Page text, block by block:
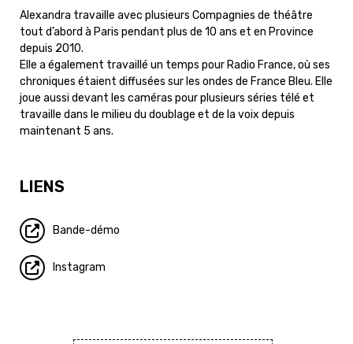
Alexandra travaille avec plusieurs Compagnies de théâtre
tout d’abord à Paris pendant plus de 10 ans et en Province
depuis 2010.
Elle a également travaillé un temps pour Radio France, où ses
chroniques étaient diffusées sur les ondes de France Bleu. Elle
joue aussi devant les caméras pour plusieurs séries télé et
travaille dans le milieu du doublage et de la voix depuis
maintenant 5 ans.
LIENS
Bande-démo
Instagram